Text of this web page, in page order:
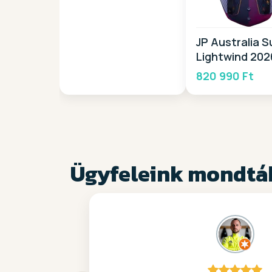
JP Australia
Lightwind
820 990 Ft
Ügyfeleink